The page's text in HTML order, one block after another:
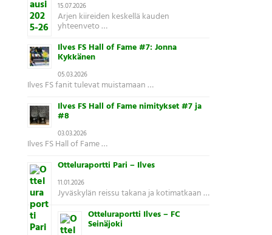
15.07.2026
Arjen kiireiden keskellä kauden
yhteenveto …
Ilves FS Hall of Fame #7: Jonna
Kykkänen
05.03.2026
Ilves FS fanit tulevat muistamaan …
Ilves FS Hall of Fame nimitykset #7 ja
#8
03.03.2026
Ilves FS Hall of Fame …
Otteluraportti Pari – Ilves
11.01.2026
Jyväskylän reissu takana ja kotimatkaan …
Otteluraportti Ilves – FC
Seinäjoki